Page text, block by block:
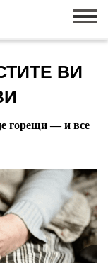
ВИ
горещи — и все